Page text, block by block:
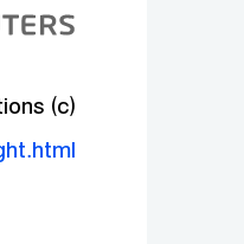
(c) Copyright Thomson Reuters 2021. Click For Restrictions -